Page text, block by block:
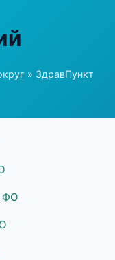
» ЗдравПункт
ФО